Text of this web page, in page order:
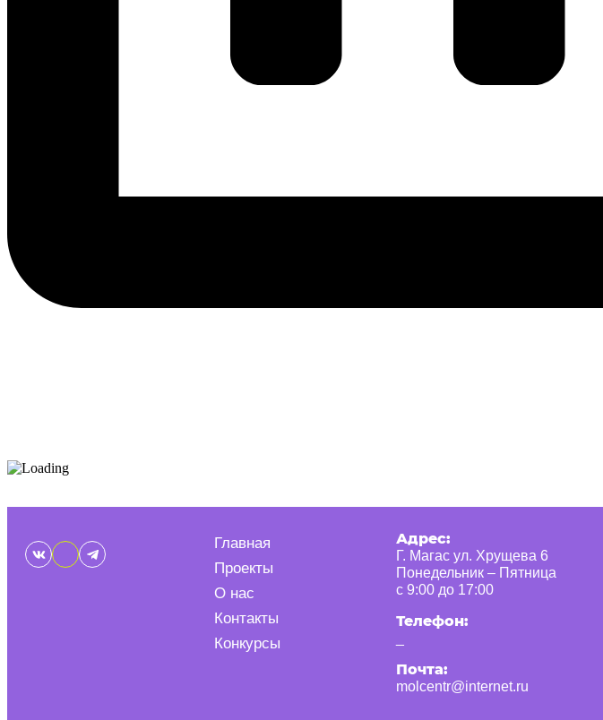
Главная
Проекты
О нас
Контакты
Конкурсы
Адрес:
Г. Магас ул. Хрущева 6
Понедельник – Пятница
с 9:00 до 17:00
Телефон:
Почта:
molcentr@internet.ru